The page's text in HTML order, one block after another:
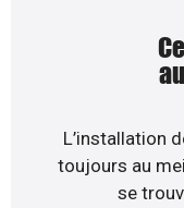
L’installation
toujours au
se